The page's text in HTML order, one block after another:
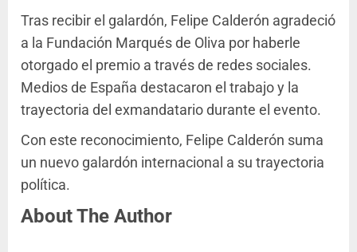
Tras recibir el galardón, Felipe Calderón agradeció
a la Fundación Marqués de Oliva por haberle
otorgado el premio a través de redes sociales.
Medios de España destacaron el trabajo y la
trayectoria del exmandatario durante el evento.
Con este reconocimiento, Felipe Calderón suma
un nuevo galardón internacional a su trayectoria
política.
About The Author